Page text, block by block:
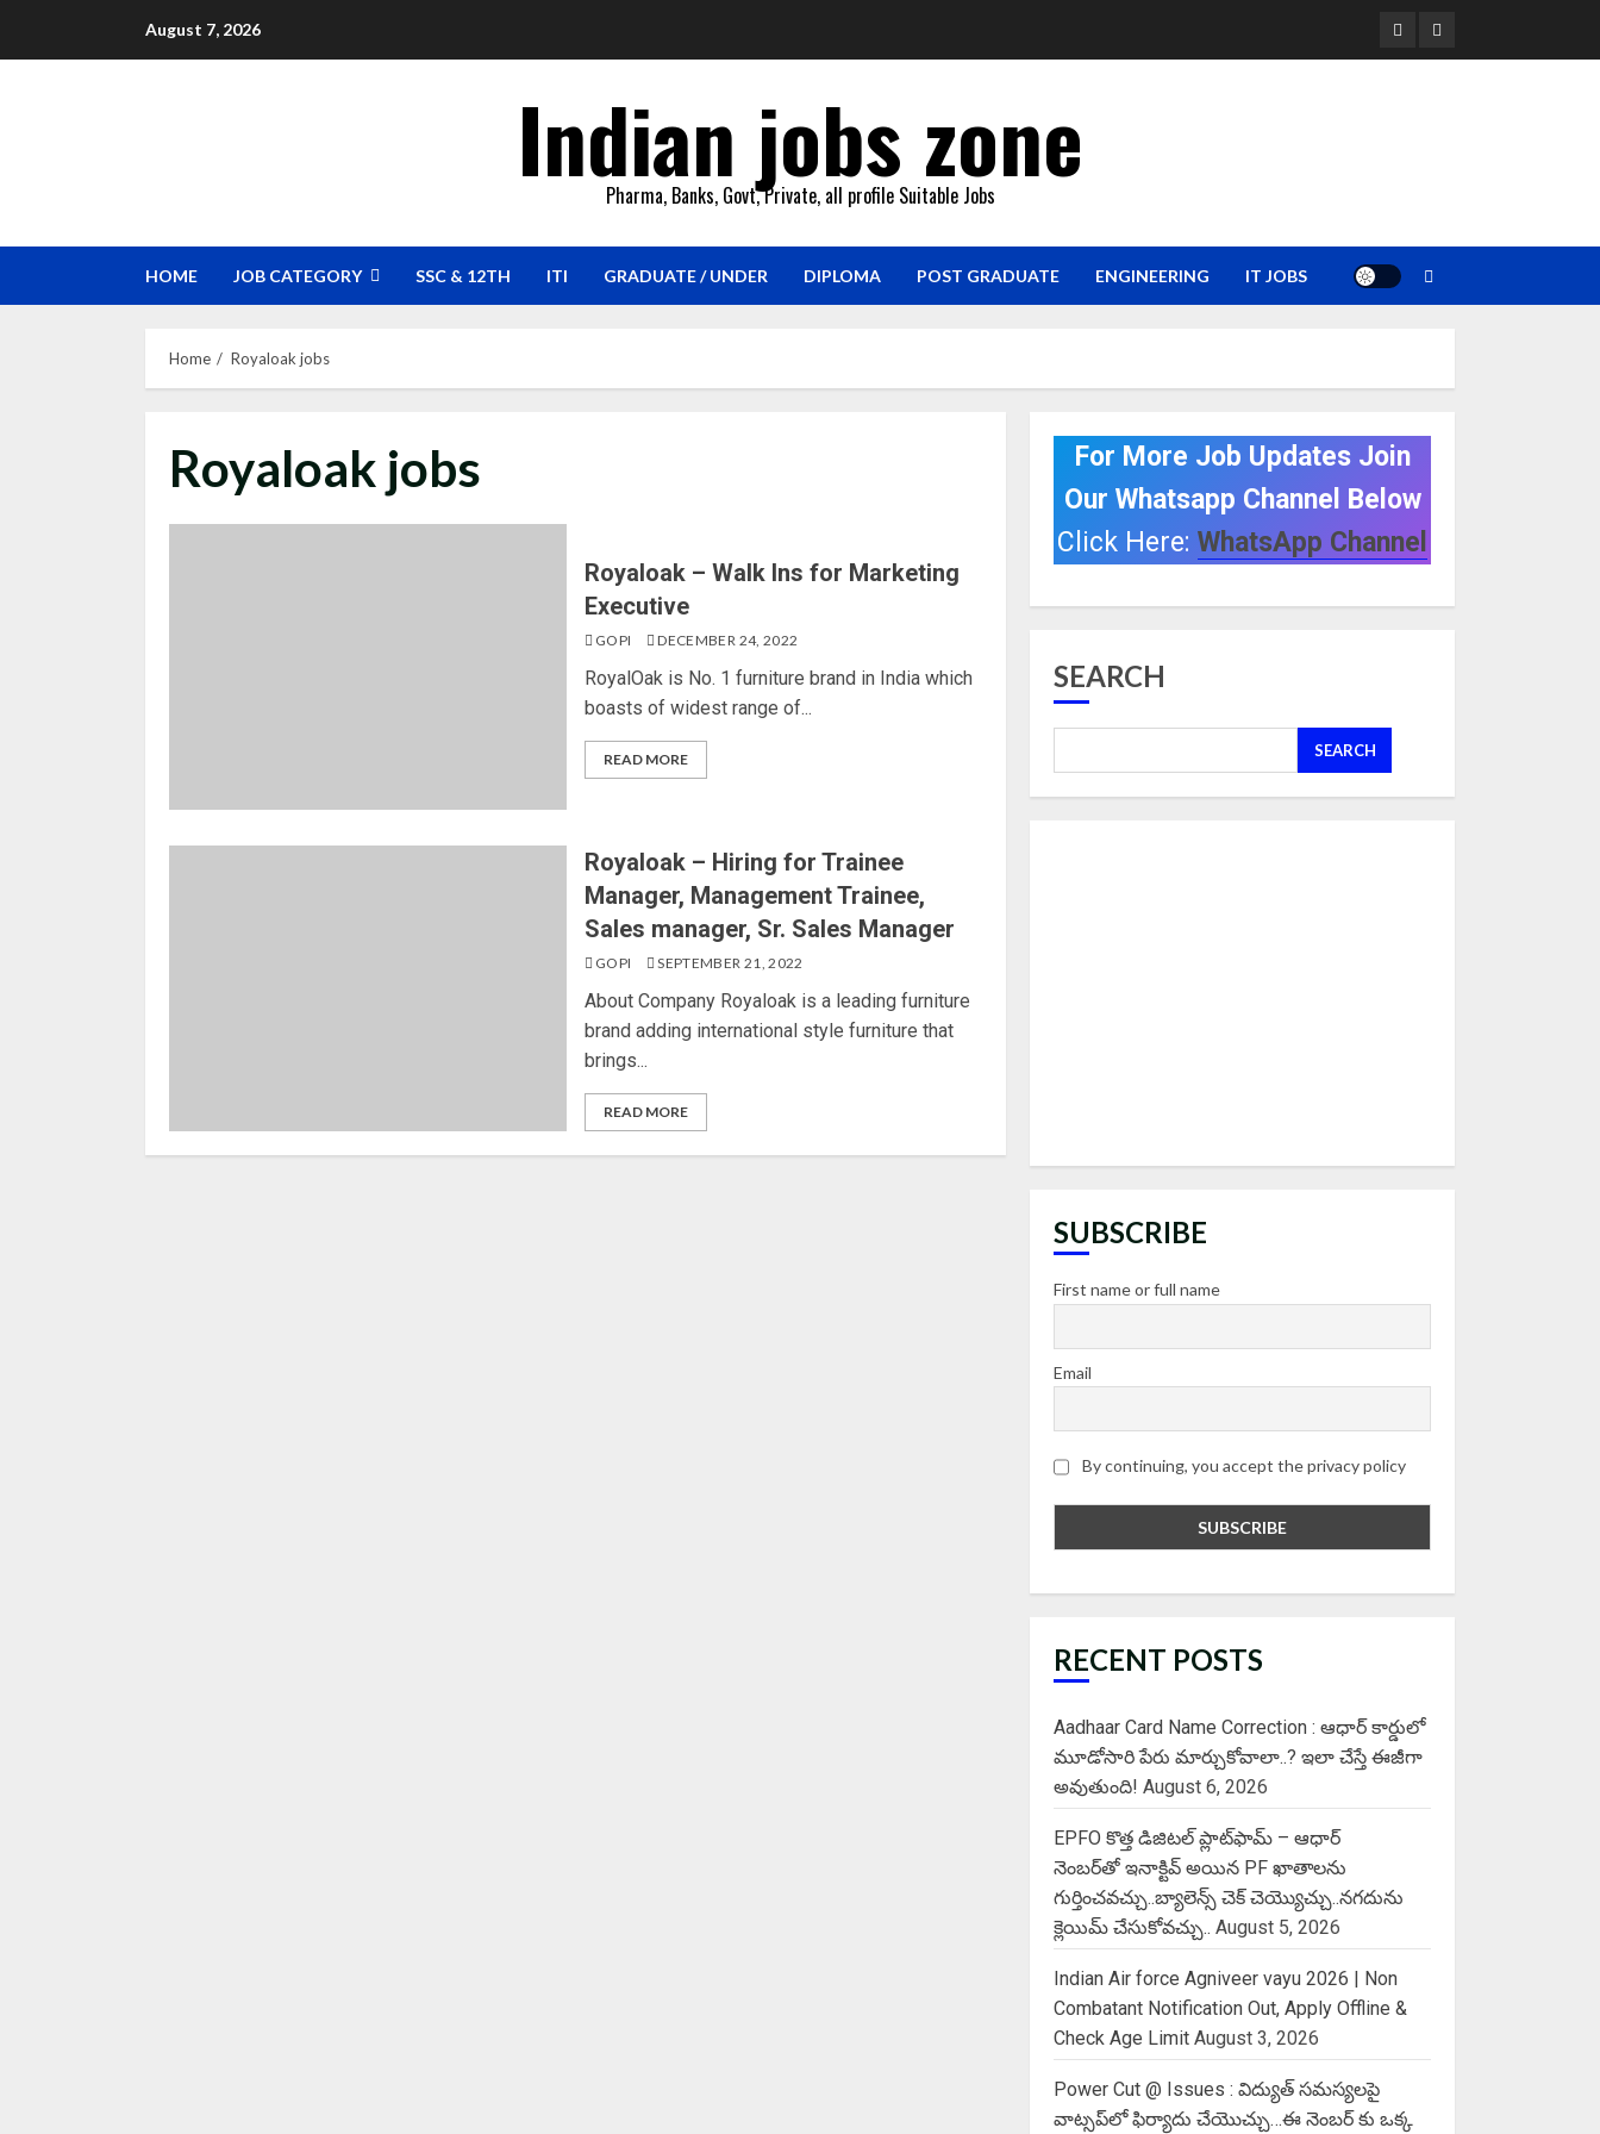
August 7, 2026 YouTubeWhatsapp
Indian jobs zone
Pharma, Banks, Govt, Private, all profile Suitable Jobs
HOME JOB CATEGORY SSC & 12TH ITI GRADUATE / UNDER DIPLOMA POST GRADUATE ENGINEERING IT JOBS
Home Royaloak jobs
Royaloak jobs
Royaloak – Walk Ins for Marketing
Executive
GOPI DECEMBER 24, 2022
RoyalOak is No. 1 furniture brand in India which
boasts of widest range of...
READ MORE
Royaloak – Hiring for Trainee
Manager, Management Trainee,
Sales manager, Sr. Sales Manager
GOPI SEPTEMBER 21, 2022
About Company Royaloak is a leading furniture
brand adding international style furniture that
brings...
READ MORE
For More Job Updates Join
Our Whatsapp Channel Below
Click Here:WhatsApp Channel
SEARCH
SEARCH
SUBSCRIBE
First name or full name
Email
By continuing, you accept the privacy policy
RECENT POSTS
Aadhaar Card Name Correction : ఆధార్ కార్డులో
మూడోసారి పేరు మార్చుకోవాలా..? ఇలా చేస్తే ఈజీగా
అవుతుంది! August 6, 2026
EPFO కొత్త డిజిటల్ ప్లాట్‌ఫామ్‌ – ఆధార్
నెంబర్‌తో ఇనాక్టివ్ అయిన PF ఖాతాలను
గుర్తించవచ్చు..బ్యాలెన్స్ చెక్ చెయ్యొచ్చు..నగదును
క్లెయిమ్ చేసుకోవచ్చు.. August 5, 2026
Indian Air force Agniveer vayu 2026 | Non
Combatant Notification Out, Apply Offline &
Check Age Limit August 3, 2026
Power Cut @ Issues : విద్యుత్ సమస్యలపై
వాట్సప్‌లో ఫిర్యాదు చేయొచ్చు…ఈ నెంబర్ కు ఒక్క